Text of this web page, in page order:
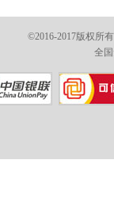
©2016-2017版权所
全